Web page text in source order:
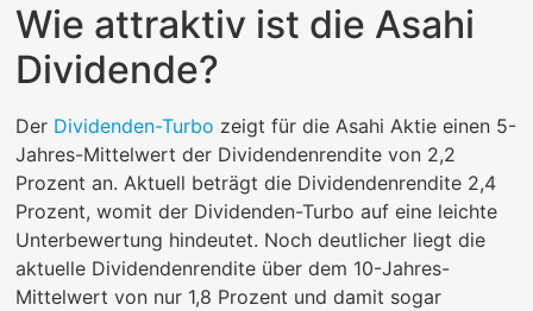
Wie attraktiv ist die Asahi
Dividende?
Der Dividenden-Turbo zeigt für die Asahi Aktie einen 5-
Jahres-Mittelwert der Dividendenrendite von 2,2
Prozent an. Aktuell beträgt die Dividendenrendite 2,4
Prozent, womit der Dividenden-Turbo auf eine leichte
Unterbewertung hindeutet. Noch deutlicher liegt die
aktuelle Dividendenrendite über dem 10-Jahres-
Mittelwert von nur 1,8 Prozent und damit sogar